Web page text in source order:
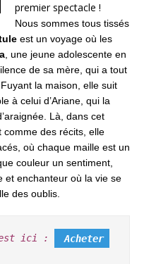
premier spectacle !
Nous sommes tous tissés
est un voyage où les
, une jeune adolescente en
de sa mère, qui a tout
la maison, elle suit
à celui d’Ariane, qui la
Là, dans cet
des récits, elle
où chaque maille est un
couleur un sentiment,
et enchanteur où la vie se
des oublis.
est ici :
Acheter